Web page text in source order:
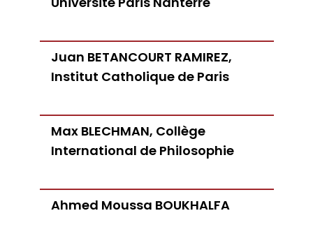
Juan BETANCOURT RAMIREZ,
Institut Catholique de Paris
Max BLECHMAN, Collège
International de Philosophie
Ahmed Moussa BOUKHALFA